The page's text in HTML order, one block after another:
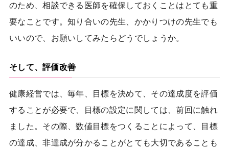
のため、相談できる医師を確保しておくことはとても重
要なことです。知り合いの先生、かかりつけの先生でも
いいので、お願いしてみたらどうでしょうか。
そして、評価改善
健康経営では、毎年、目標を決めて、その達成度を評価
することが必要で、目標の設定に関しては、前回に触れ
ました。その際、数値目標をつくることによって、目標
の達成、非達成が分かることがとても大切であることも